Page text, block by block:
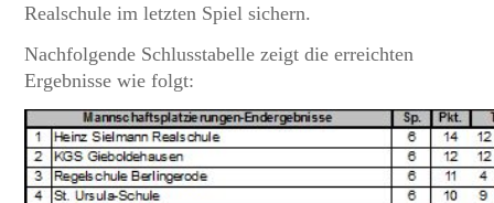
Realschule im letzten Spiel sichern.
Nachfolgende Schlusstabelle zeigt die erreichten
Ergebnisse wie folgt: